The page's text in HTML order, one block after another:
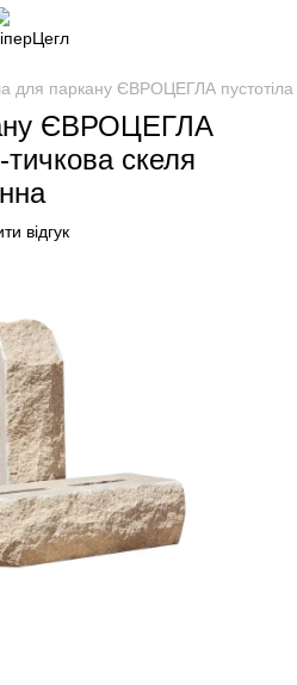
для паркану ЄВРОЦЕГЛА
ЄВРОЦЕГЛА
тичкова скеля
відгук